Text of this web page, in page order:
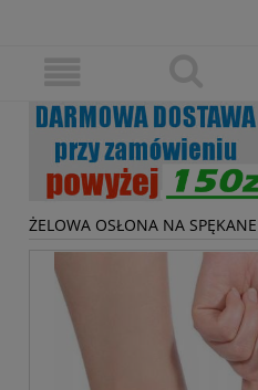
ŻELOWA OSŁONA NA